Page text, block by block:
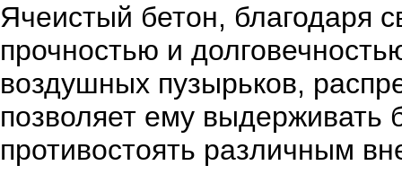
Ячеистый бетон, благодаря
прочностью и
воздушных пузырьков,
позволяет ему выдерживать
противостоять различным